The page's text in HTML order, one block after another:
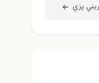
پزي